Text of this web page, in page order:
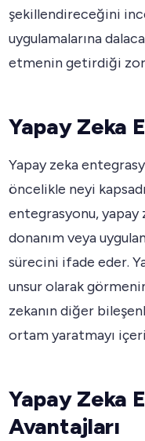
şekillendireceğini
uygulamalarına
etmenin getirdiği
Yapay Zeka
Yapay zeka
öncelikle neyi
entegrasyonu, yapay
donanım veya
sürecini ifade eder.
unsur olarak
zekanın diğer
ortam yaratmayı
Yapay Zeka
Avantajları